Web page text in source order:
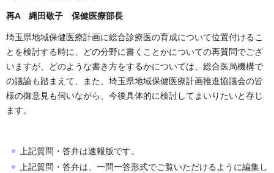
再A 縄田敬子 保健医療部長
埼玉県地域保健医療計画に総合診療医の育成について位置付けるこ
とを検討する時に、どの分野に書くことかについての再質問でござ
いますが、どのような書き方をするかについては、総合医局機構で
の議論も踏まえて、また、埼玉県地域保健医療計画推進協議会の皆
様の御意見も伺いながら、今後具体的に検討してまいりたいと存じ
ます。
上記質問・答弁は速報版です。
上記質問・答弁は、一問一答形式でご覧いただけるように編集し